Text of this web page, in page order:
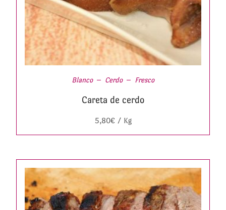
Blanco Cerdo Fresco
Careta de cerdo
5,80€/ Kg